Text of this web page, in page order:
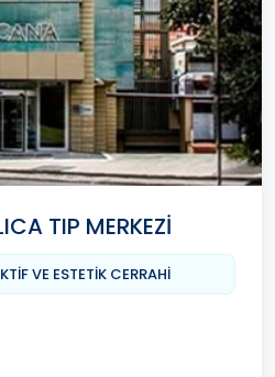
TIP MERKEZİ
VE ESTETİK CERRAHİ